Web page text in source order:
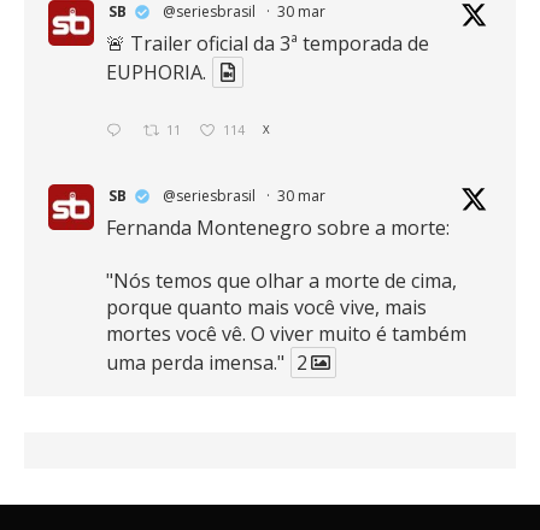
SB @seriesbrasil · 30 mar
🚨 Trailer oficial da 3ª temporada de
EUPHORIA.
11 114 X
SB @seriesbrasil · 30 mar
Fernanda Montenegro sobre a morte:
"Nós temos que olhar a morte de cima,
porque quanto mais você vive, mais
mortes você vê. O viver muito é também
uma perda imensa." 2